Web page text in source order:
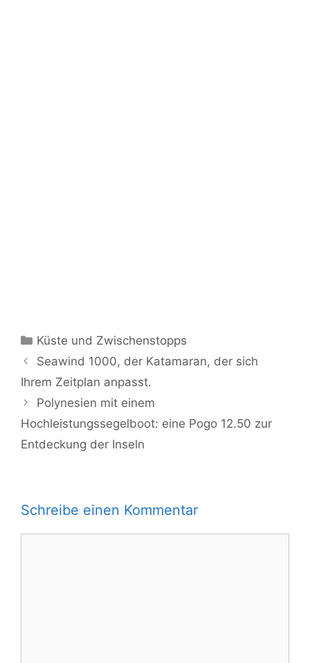
Kategorien
Küste und Zwischenstopps
Seawind 1000, der Katamaran, der sich
Ihrem Zeitplan anpasst.
Polynesien mit einem
Hochleistungssegelboot: eine Pogo 12.50 zur
Entdeckung der Inseln
Schreibe einen Kommentar